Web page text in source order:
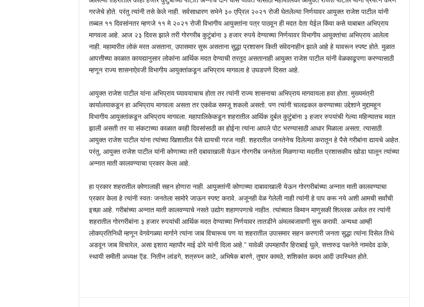
गरजेचे होते. परंतु त्यांनी तसे केले नाही. सर्वसाधारण सभेने ३० एप्रिल २०२१ रोजी घेतलेल्या निर्णयावर आयुक्त राजेश पाटील यांनी
तब्बल ११ दिवसांनतर म्हणजे ११ मे २०२१ रोजी विभागीय आयुक्तांना पत्र पाठवून ही मदत देता येईल किंवा कसे याबाबत अभिप्राय
मागवला आहे. आज २३ दिवस झाले तरी गोरगरीब कुटुंबांना ३ हजार रुपये देण्याच्या निर्णयावर विभागीय आयुक्तांचा अभिप्राय आलेला
नाही. महामारीत लोकं मरत असताना, उपासमार सुरू असताना सुद्धा प्रशासन किती संवेदनाहीन झाले आहे हे यावरून स्पष्ट होते. मुळात
आपत्तीच्या काळात कायद्यानुसार लोकांना आर्थिक मदत देण्याची तरतूद असतानाही आयुक्त राजेश पाटील यांनी वेळकाढूपणा करण्यासाठी
म्हणून राज्य शासनाऐवजी विभागीय आयुक्तांकडून अभिप्राय मागवला हे उघडपणे दिसत आहे.
आयुक्त राजेश पाटील यांना अभिप्राय घ्यावयाचाच होता तर त्यांनी राज्य शासनाचा अभिप्राय मागवायला हवा होता. मुख्यमंत्री
कार्यालयाकडून हा अभिप्राय मागवला असता तर एकवेळ समजू शकलो असतो. पण त्यांनी चालढकल करण्याच्या उद्देशाने मुद्दामहून
विभागीय आयुक्तांकडून अभिप्राय मागवला. महापालिकेकडून शहरातील आर्थिक दुर्बल कुटुंबांना ३ हजार रुपयांची गेल्या महिन्यातच मदत
झाली असती तर या संकटाच्या काळात काही दिवसांसाठी का होईना त्यांना आपले पोट भरण्यासाठी आधार मिळाला असता. त्यासाठी
आयुक्त राजेश पाटील यांना त्यांच्या खिशातील पैसे द्यायची गरज नाही. शहरातील जनतेनेच दिलेल्या करातून हे पैसे गरीबांना द्यायचे आहेत.
परंतु, आयुक्त राजेश पाटील यांनी कोणाच्या तरी दबावाखाली येऊन गोरगरीब जनतेला मिळणाऱ्या मदतीत प्रशासकीय खोडा घालून त्यांच्या
अन्नात माती कालवण्याचा प्रकार केला आहे.
हा प्रकार शहरातील कोणालाही सहन होणारा नाही. आयुक्तांनी कोणाच्या दाबावाखाली येऊन गोरगरीबांच्या अन्नात माती कालवण्याचा
प्रकार केला हे त्यांनी स्वतः जनतेला सामोरे जाऊन स्पष्ट करावे. अजूनही वेळ गेलेली नाही त्यांनी हे पाप करू नये अशी आमची सर्वांची
इच्छा आहे. गरीबांच्या अन्नात माती कालवण्याचे नसते उद्योग शहाणपणाचे नाहीत. त्यांच्यात किमान माणुसकी शिल्लक असेल तर त्यांनी
शहरातील गोरगरीबांना ३ हजार रुपयांची आर्थिक मदत देण्याच्या निर्णयावर तातडीने अंमलबजावणी सुरू करावी. अन्यथा आम्ही
लोकप्रतिनिधी म्हणून वेगवेगळ्या मार्गाने त्यांना जाब विचारूच पण या शहरातील उपासमार सहन करणारी जनता सुद्धा त्यांना दिसेल तिथे
अडवून जाब विचारेल, असा इशारा महापौर माई ढोरे यांनी दिला आहे.” यावेळी उपमहापौर हिराबाई घुले, सत्तारुढ पक्षनेते नामदेव ढाके,
स्थायी समीती अध्यक्ष ऍड. नितीन लांडगे, शत्रुघ्न काटे, अभिषेक बारणे, तुषार कामठे, शशिकांत कदम आदी उपस्थित होते.